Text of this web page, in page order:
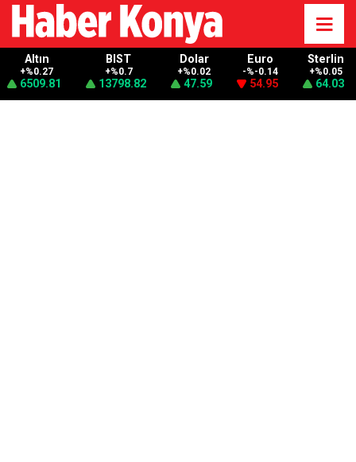
Altın
+%0.27
6509.81
BIST
+%0.7
13798.82
Dolar
+%0.02
47.59
Euro
-%-0.14
54.95
Sterlin
+%0.05
64.03